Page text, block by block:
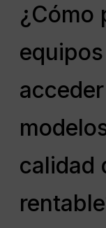
¿Cómo
calidad